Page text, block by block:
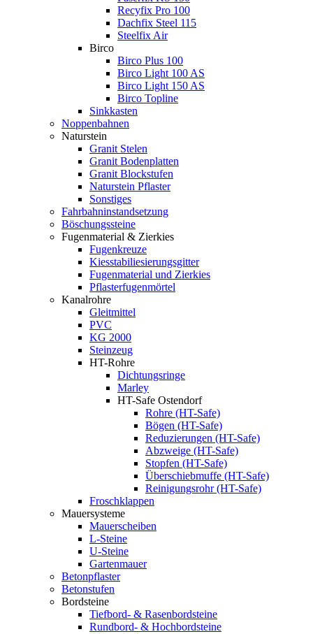
Recyfix Pro 100
Dachfix Steel 115
Steelfix Air
Birco
Birco Plus 100
Birco Light 100 AS
Birco Light 150 AS
Birco Topline
Sinkkasten
Noppenbahnen
Naturstein
Granit Stelen
Granit Bodenplatten
Granit Blockstufen
Naturstein Pflaster
Sonstiges
Fahrbahninstandsetzung
Böschungssteine
Fugenmaterial & Zierkies
Fugenkreuze
Kiesstabiliesierungsgitter
Fugenmaterial und Zierkies
Pflasterfugenmörtel
Kanalrohre
Gleitmittel
PVC
KG 2000
Steinzeug
HT-Rohre
Dichtungsringe
Marley
HT-Safe Ostendorf
Rohre (HT-Safe)
Bögen (HT-Safe)
Reduzierungen (HT-Safe)
Abzweige (HT-Safe)
Stopfen (HT-Safe)
Überschiebmuffe (HT-Safe)
Reinigungsrohr (HT-Safe)
Froschklappen
Mauersysteme
Mauerscheiben
L-Steine
U-Steine
Gartenmauer
Betonpflaster
Betonstufen
Bordsteine
Tiefbord- & Rasenbordsteine
Rundbord- & Hochbordsteine